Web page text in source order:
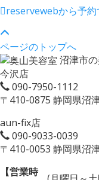
reservewebから予約
ページのトップへ
沼津市
今沢店
090-7950-1112
〒410-0875 静岡県沼
aun-fix店
090-9033-0039
〒410-0053 静岡県沼
【営業時